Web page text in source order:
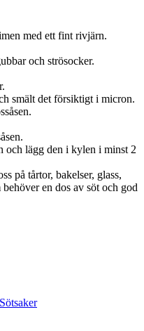
med ett fint rivjärn.
och strösocker.
smält det försiktigt i micron.
och lägg den i kylen i minst 2
på tårtor, bakelser, glass,
en dos av söt och god
Sötsaker